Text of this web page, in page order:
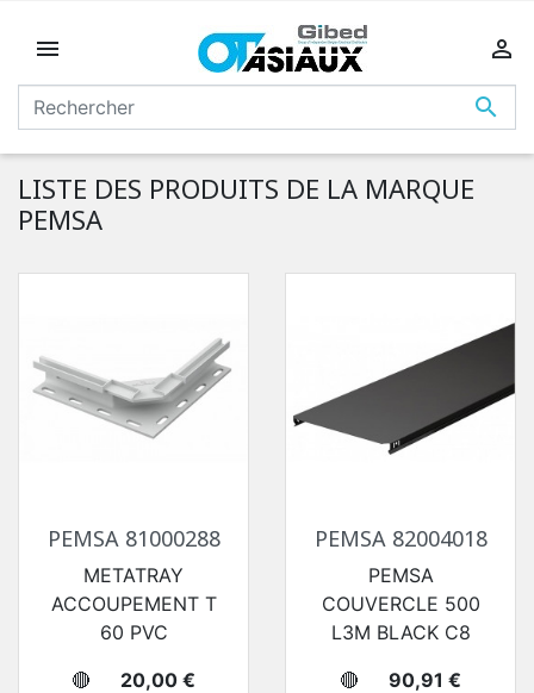



LISTE DES PRODUITS DE LA MARQUE
PEMSA
PEMSA 81000288
METATRAY
ACCOUPEMENT T
60 PVC
🔴
Prix
20,00 €
PEMSA 82004018
PEMSA
COUVERCLE 500
L3M BLACK C8
🔴
Prix
90,91 €